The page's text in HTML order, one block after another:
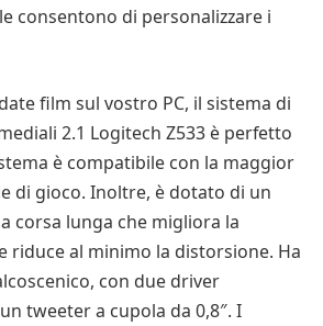
consentono di personalizzare i
film sul vostro PC, il sistema di
2.1 Logitech Z533 è perfetto
è compatibile con la maggior
di gioco. Inoltre, è dotato di un
corsa lunga che migliora la
riduce al minimo la distorsione. Ha
con due driver
tweeter a cupola da 0,8″. I